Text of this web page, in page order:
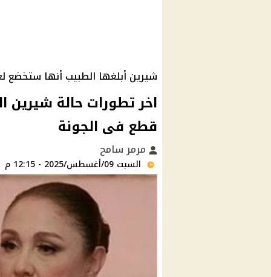
شيرين أبلغها الطبيب أنها ستخضع
قطع فى الجونة
مرمر سامح
السبت 09/أغسطس/2025 - 12:15 م